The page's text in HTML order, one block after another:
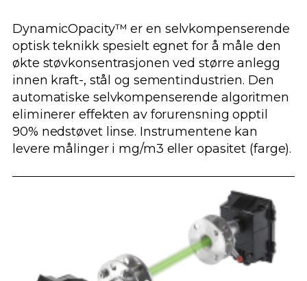
DynamicOpacity™ er en selvkompenserende
optisk teknikk spesielt egnet for å måle den
økte støvkonsentrasjonen ved større anlegg
innen kraft-, stål og sementindustrien. Den
automatiske selvkompenserende algoritmen
eliminerer effekten av forurensning opptil
90% nedstøvet linse. Instrumentene kan
levere målinger i mg/m3 eller opasitet (farge).